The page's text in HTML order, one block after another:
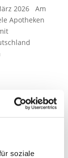
soziale
2026 Am
Apotheken